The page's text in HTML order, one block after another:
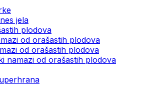
jela
plodova
od orašastih plodova
od orašastih plodova
namazi od orašastih plodova